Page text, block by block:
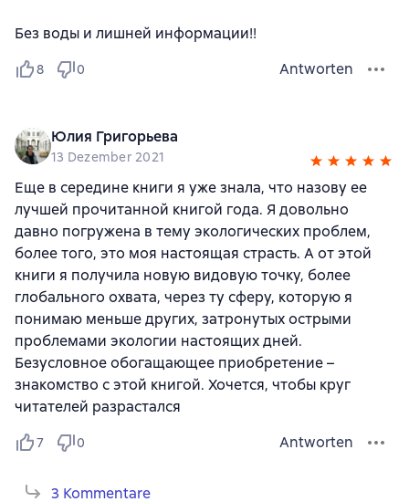
Без воды и лишней информации!!
8 0 Antworten
Юлия Григорьева
13 Dezember 2021
Еще в середине книги я уже знала, что назову ее
лучшей прочитанной книгой года. Я довольно
давно погружена в тему экологических проблем,
более того, это моя настоящая страсть. А от этой
книги я получила новую видовую точку, более
глобального охвата, через ту сферу, которую я
понимаю меньше других, затронутых острыми
проблемами экологии настоящих дней.
Безусловное обогащающее приобретение –
знакомство с этой книгой. Хочется, чтобы круг
читателей разрастался
7 0 Antworten
3 Kommentare